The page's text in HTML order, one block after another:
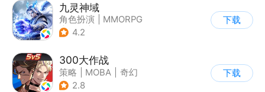
九灵神域
角色扮演
MMORPG
| 仙侠
4.2
下载
300大作战
策略 MOBA
奇幻
| 5v5
2.8
下载